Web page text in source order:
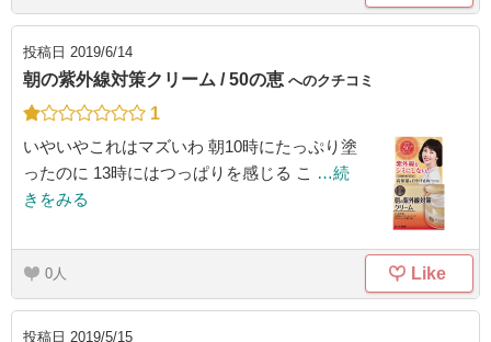
投稿日 2019/6/14
朝の紫外線対策クリーム / 50の恵 へのクチコミ
1
いやいやこれはマズいわ 朝10時にたっぷり塗
ったのに 13時にはつっぱりを感じる こ …続
きをみる
0 Like
投稿日 2019/5/15